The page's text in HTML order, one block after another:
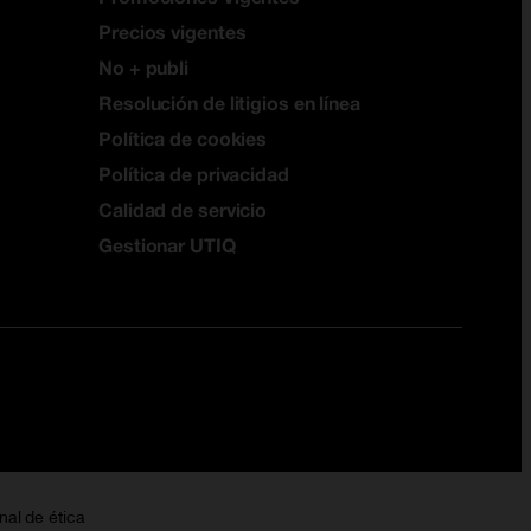
Precios vigentes
No + publi
Resolución de litigios en línea
Política de cookies
Política de privacidad
Calidad de servicio
Gestionar UTIQ
de ética